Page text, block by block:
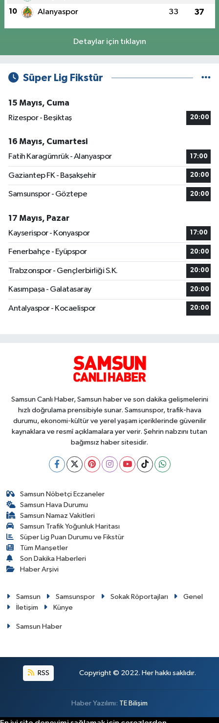
10 Alanyaspor 33 37
Detaylar için tıklayın
Süper Lig Fikstür
15 Mayıs, Cuma
Rizespor - Beşiktaş
20:00
16 Mayıs, Cumartesi
Fatih Karagümrük - Alanyaspor
17:00
Gaziantep FK - Başakşehir 20:00
Samsunspor - Göztepe 20:00
17 Mayıs, Pazar
Kayserispor - Konyaspor
17:00
Fenerbahçe - Eyüpspor 20:00
Trabzonspor - Gençlerbirliği S.K. 20:00
Kasımpaşa - Galatasaray 20:00
Antalyaspor - Kocaelispor 20:00
Samsun Canlı Haber, Samsun haber ve son dakika gelişmelerini
hızlı doğrulama prensibiyle sunar. Samsunspor, trafik-hava
durumu, ekonomi-kültür ve yerel yaşam içeriklerinde güvenilir
kaynaklara ve resmî açıklamalara yer verir. Şehrin nabzını tutan
bağımsız haber sitesidir.
Samsun Nöbetçi Eczaneler
Samsun Hava Durumu
Samsun Namaz Vakitleri
Samsun Trafik Yoğunluk Haritası
Süper Lig Puan Durumu ve Fikstür
Tüm Manşetler
Son Dakika Haberleri
Haber Arşivi
Samsun Samsunspor Sokak Röportajları
Genel
İletişim
Künye
Samsun Haber
RSS Copyright © 2022. Her hakkı saklıdır.
Haber Yazılımı: TE Bilişim